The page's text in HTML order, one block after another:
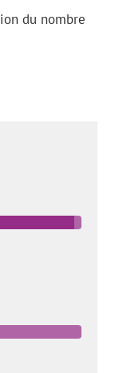
du nombre